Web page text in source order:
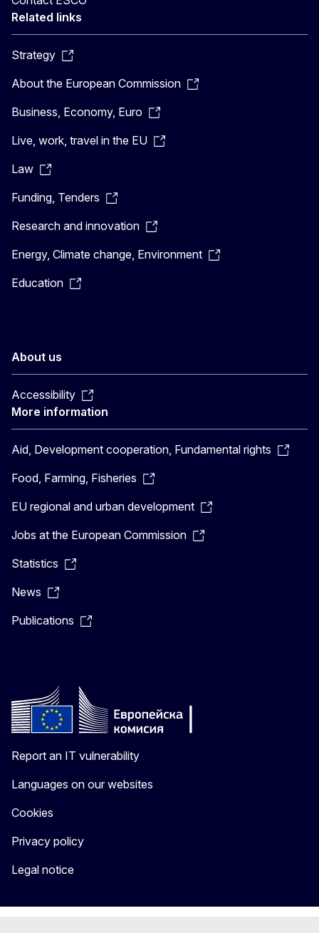
Related links
Strategy
About the European Commission
Business, Economy, Euro
Live, work, travel in the EU
Law
Funding, Tenders
Research and innovation
Energy, Climate change, Environment
Education
About us
Accessibility
More information
Aid, Development cooperation, Fundamental rights
Food, Farming, Fisheries
EU regional and urban development
Jobs at the European Commission
Statistics
News
Publications
Report an IT vulnerability
Languages on our websites
Cookies
Privacy policy
Legal notice